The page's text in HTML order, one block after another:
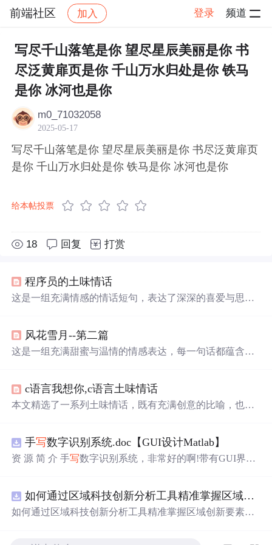
前端社区 加入 登录 频道
社区 前端社区 感慨 帖子详情
写尽千山落笔是你 望尽星辰美丽是你 书
尽泛黄扉页是你 千山万水归处是你 铁马
是你 冰河也是你
m0_71032058
2025-05-17
写尽千山落笔是你 望尽星辰美丽是你 书尽泛黄扉页
是你 千山万水归处是你 铁马是你 冰河也是你
给本帖投票
18 回复 打赏
程序员的土味情话
这是一组充满情感的情话短句，表达了深深的喜爱与思念
式表达爱意，这些话语都展现了真挚的感情。无论是在日
常生活中还是特殊时刻，这些温馨的话语都能触动人心，
风花雪月--第二篇
这是一组充满甜蜜与温情的情感表达，每一句话都蕴含着
细腻的一面，让人感受到爱情的美好和力量。
c语言我想你,c语言土味情话
本文精选了一系列土味情话，既有充满创意的比喻，也有
手写数字识别系统.doc【GUI设计Matlab】
资 源 简 介 手写数字识别系统，非常好的啊!带有GUI界
带有直观的图形用户界面（GUI），非常容易使用。你只
需要将手写数字输入系统，它将立即给出准确的识别结
如何通过区域科技创新分析工具精准掌握区域创新要素分布与产业链融合现状？.docx
如何通过区域科技创新分析工具精准掌握区域创新要素分